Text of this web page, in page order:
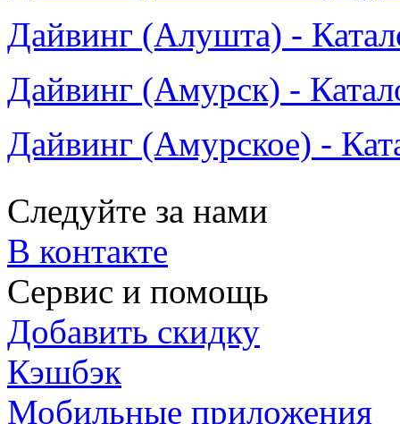
Дайвинг (Алушта) -
Дайвинг (Амурск) -
Дайвинг (Амурское) -
Следуйте за нами
В контакте
Сервис и помощь
Добавить скидку
Кэшбэк
Мобильные приложения